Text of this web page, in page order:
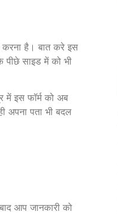
है। बात करे इस
साइड में को भी
इस फॉर्म को अब
अपना पता भी बदल
आप जानकारी को